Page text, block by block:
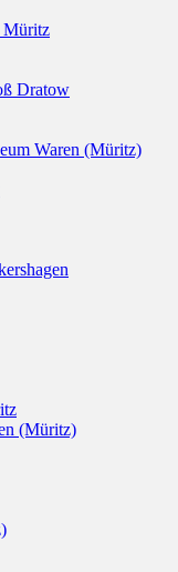
Müritz
Dratow
Waren (Müritz)
(Müritz)